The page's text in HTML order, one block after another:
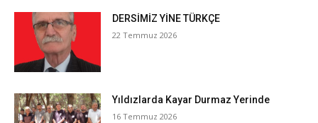
DERSİMİZ YİNE TÜRKÇE
22 Temmuz 2026
Yıldızlarda Kayar Durmaz Yerinde
16 Temmuz 2026